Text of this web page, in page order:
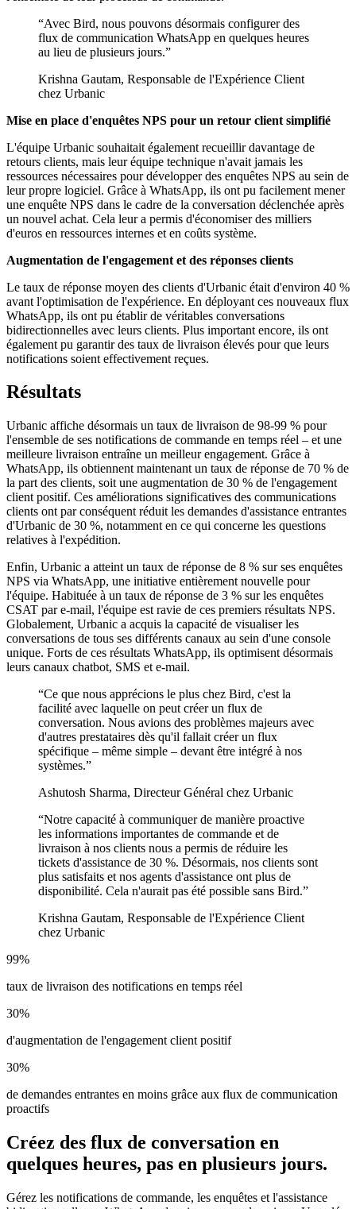
“Avec Bird, nous pouvons désormais configurer des
flux de communication WhatsApp en quelques heures
au lieu de plusieurs jours.”
Krishna Gautam, Responsable de l'Expérience Client
chez Urbanic
Mise en place d'enquêtes NPS pour un retour client simplifié
L'équipe Urbanic souhaitait également recueillir davantage de
retours clients, mais leur équipe technique n'avait jamais les
ressources nécessaires pour développer des enquêtes NPS au sein de
leur propre logiciel. Grâce à WhatsApp, ils ont pu facilement mener
une enquête NPS dans le cadre de la conversation déclenchée après
un nouvel achat. Cela leur a permis d'économiser des milliers
d'euros en ressources internes et en coûts système.
Augmentation de l'engagement et des réponses clients
Le taux de réponse moyen des clients d'Urbanic était d'environ 40 %
avant l'optimisation de l'expérience. En déployant ces nouveaux flux
WhatsApp, ils ont pu établir de véritables conversations
bidirectionnelles avec leurs clients. Plus important encore, ils ont
également pu garantir des taux de livraison élevés pour que leurs
notifications soient effectivement reçues.
Résultats
Urbanic affiche désormais un taux de livraison de 98-99 % pour
l'ensemble de ses notifications de commande en temps réel – et une
meilleure livraison entraîne un meilleur engagement. Grâce à
WhatsApp, ils obtiennent maintenant un taux de réponse de 70 % de
la part des clients, soit une augmentation de 30 % de l'engagement
client positif. Ces améliorations significatives des communications
clients ont par conséquent réduit les demandes d'assistance entrantes
d'Urbanic de 30 %, notamment en ce qui concerne les questions
relatives à l'expédition.
Enfin, Urbanic a atteint un taux de réponse de 8 % sur ses enquêtes
NPS via WhatsApp, une initiative entièrement nouvelle pour
l'équipe. Habituée à un taux de réponse de 3 % sur les enquêtes
CSAT par e-mail, l'équipe est ravie de ces premiers résultats NPS.
Globalement, Urbanic a acquis la capacité de visualiser les
conversations de tous ses différents canaux au sein d'une console
unique. Forts de ces résultats WhatsApp, ils optimisent désormais
leurs canaux chatbot, SMS et e-mail.
“Ce que nous apprécions le plus chez Bird, c'est la
facilité avec laquelle on peut créer un flux de
conversation. Nous avions des problèmes majeurs avec
d'autres prestataires dès qu'il fallait créer un flux
spécifique – même simple – devant être intégré à nos
systèmes.”
Ashutosh Sharma, Directeur Général chez Urbanic
“Notre capacité à communiquer de manière proactive
les informations importantes de commande et de
livraison à nos clients nous a permis de réduire les
tickets d'assistance de 30 %. Désormais, nos clients sont
plus satisfaits et nos agents d'assistance ont plus de
disponibilité. Cela n'aurait pas été possible sans Bird.”
Krishna Gautam, Responsable de l'Expérience Client
chez Urbanic
99%
taux de livraison des notifications en temps réel
30%
d'augmentation de l'engagement client positif
30%
de demandes entrantes en moins grâce aux flux de communication
proactifs
Créez des flux de conversation en
quelques heures, pas en plusieurs jours.
Gérez les notifications de commande, les enquêtes et l'assistance